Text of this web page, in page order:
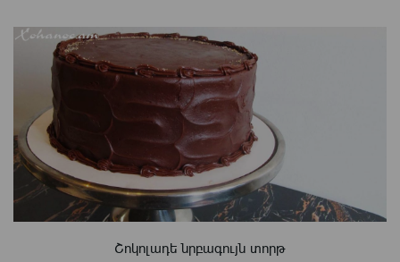
Շոկոլադե նրբագույն տորթ